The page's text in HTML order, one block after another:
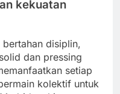
kekuatan
disiplin,
dan pressing
setiap
kolektif untuk